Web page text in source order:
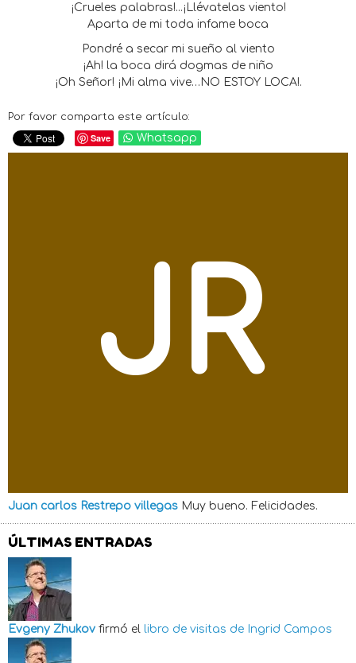
¡Crueles palabras!...¡Llévatelas viento!
Aparta de mi toda infame boca
Pondré a secar mi sueño al viento
¡Ah! la boca dirá dogmas de niño
¡Oh Señor! ¡Mi alma vive…NO ESTOY LOCA!.
Por favor comparta este artículo:
Save Whatsapp
JR
Juan carlos Restrepo villegas Muy bueno. Felicidades.
ÚLTIMAS ENTRADAS
Evgeny Zhukov firmó el libro de visitas de Ingrid Campos